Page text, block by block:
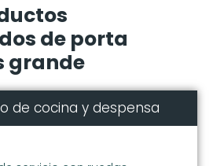
de porta
grande
de cocina y despensa